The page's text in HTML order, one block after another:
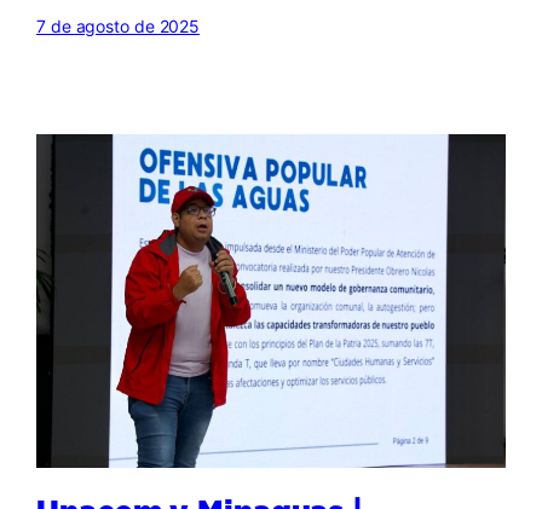
7 de agosto de 2025